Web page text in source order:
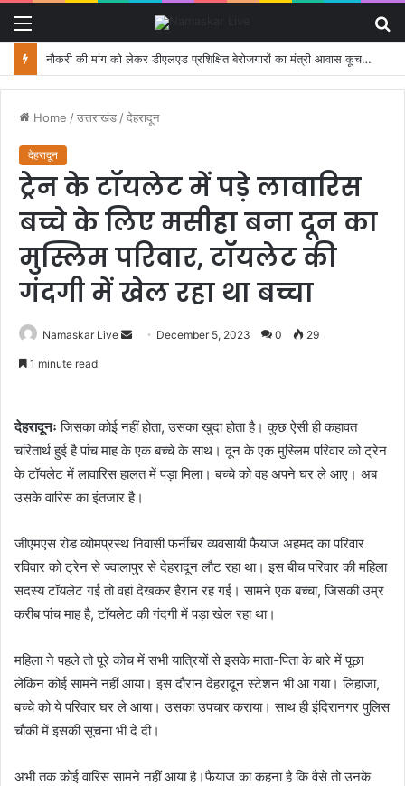
नौकरी की मांग को लेकर डीएलएड प्रशिक्षित बेरोजगारों का मंत्री आवास कूच, पुलिस ने रोका
Home /उत्तराखंड /देहरादून
देहरादून
ट्रेन के टॉयलेट में पड़े लावारिस
बच्चे के लिए मसीहा बना दून का
मुस्लिम परिवार, टॉयलेट की
गंदगी में खेल रहा था बच्चा
Namaskar Live
a
n
l
December 5, 2023 0 29
1 minute read
देहरादूनः जिसका कोई नहीं होता, उसका खुदा होता है। कुछ ऐसी ही कहावत
चरितार्थ हुई है पांच माह के एक बच्चे के साथ। दून के एक मुस्लिम परिवार को ट्रेन
के टॉयलेट में लावारिस हालत में पड़ा मिला। बच्चे को वह अपने घर ले आए। अब
उसके वारिस का इंतजार है।
जीएमएस रोड व्योमप्रस्थ निवासी फर्नीचर व्यवसायी फैयाज अहमद का परिवार
रविवार को ट्रेन से ज्वालापुर से देहरादून लौट रहा था। इस बीच परिवार की महिला
सदस्य टॉयलेट गई तो वहां देखकर हैरान रह गई। सामने एक बच्चा, जिसकी उम्र
करीब पांच माह है, टॉयलेट की गंदगी में पड़ा खेल रहा था।
महिला ने पहले तो पूरे कोच में सभी यात्रियों से इसके माता-पिता के बारे में पूछा
लेकिन कोई सामने नहीं आया। इस दौरान देहरादून स्टेशन भी आ गया। लिहाजा,
बच्चे को ये परिवार घर ले आया। उसका उपचार कराया। साथ ही इंदिरानगर पुलिस
चौकी में इसकी सूचना भी दे दी।
अभी तक कोई वारिस सामने नहीं आया है।फैयाज का कहना है कि वैसे तो उनके